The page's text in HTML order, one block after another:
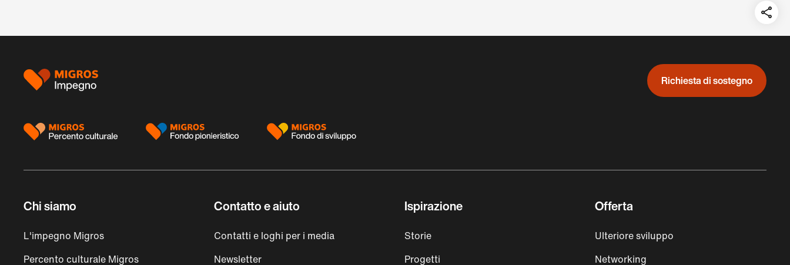
auf:
pagina Richiesta di sostegno
Chi siamo
L'impegno Migros
Percento culturale Migros
Contatto e aiuto
Contatti e loghi per i media
Newsletter
Ispirazione
Storie
Progetti
Offerta
Ulteriore sviluppo
Networking